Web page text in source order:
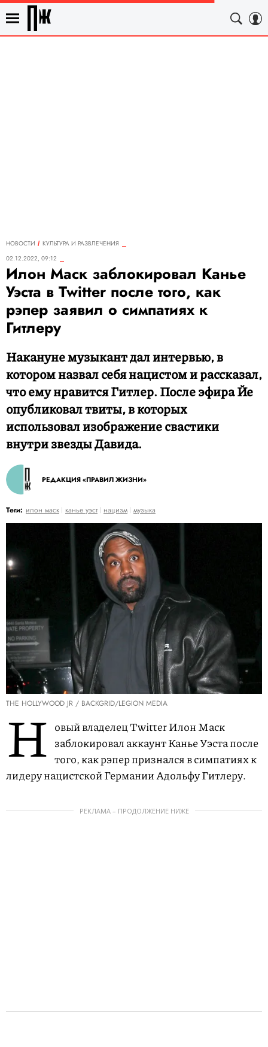
НОВОСТИ
КУЛЬТУРА И РАЗВЛЕЧЕНИЯ
02.12.2022, 09:12
Илон Маск заблокировал Канье
Уэста в Twitter после того, как
рэпер заявил о симпатиях к
Гитлеру
Накануне музыкант дал интервью, в
котором назвал себя нацистом и рассказал,
что ему нравится Гитлер. После эфира Йе
опубликовал твиты, в которых
использовал изображение свастики
внутри звезды Давида.
РЕДАКЦИЯ «ПРАВИЛ ЖИЗНИ»
Теги: илон маск канье уэст нацизм музыка
THE HOLLYWOOD JR / BACKGRID/LEGION MEDIA
Н овый владелец Twitter Илон Маск
заблокировал аккаунт Канье Уэста после
того, как рэпер признался в симпатиях к
лидеру нацистской Германии Адольфу Гитлеру.
РЕКЛАМА – ПРОДОЛЖЕНИЕ НИЖЕ